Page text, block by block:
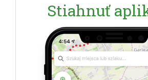
Stiahnuť